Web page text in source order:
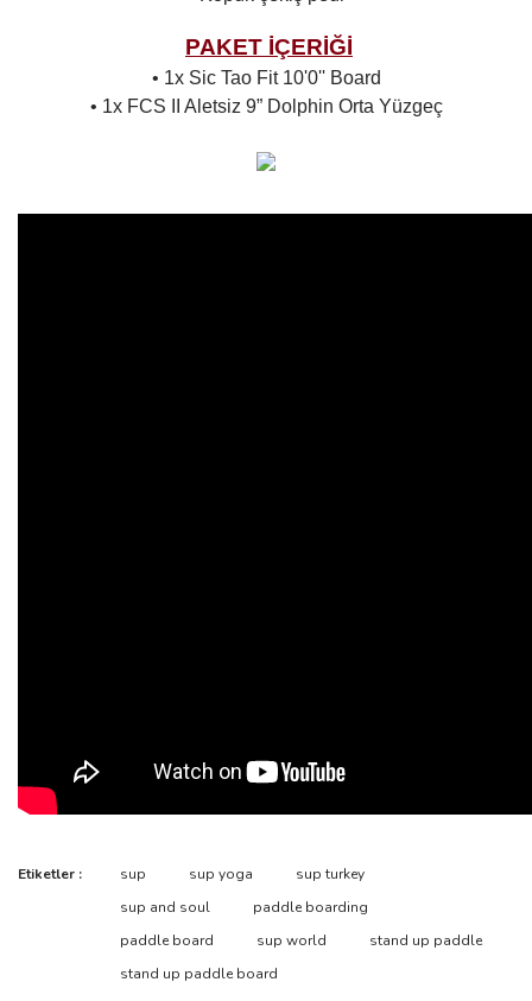
PAKET İÇERİĞİ
• 1x Sic Tao Fit 10'0'' Board
• 1x FCS II Aletsiz 9” Dolphin Orta Yüzgeç
Bu ürüne ilk yorumu siz yapın!
Yorum Yaz
Bu ürünün fiyat bilgisi, resim, ürün açıklamalarında ve diğer
tarafımıza iletebilirsiniz.
Görüş ve önerileriniz için teşekkür ederiz.
Etiketler : sup sup yoga
sup turkey
sup and soul
paddle boarding
paddle board
sup world
stand up paddle
stand up paddle board